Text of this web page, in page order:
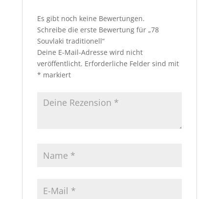
Es gibt noch keine Bewertungen.
Schreibe die erste Bewertung für „78
Souvlaki traditionell“
Deine E-Mail-Adresse wird nicht
veröffentlicht. Erforderliche Felder sind mit
* markiert